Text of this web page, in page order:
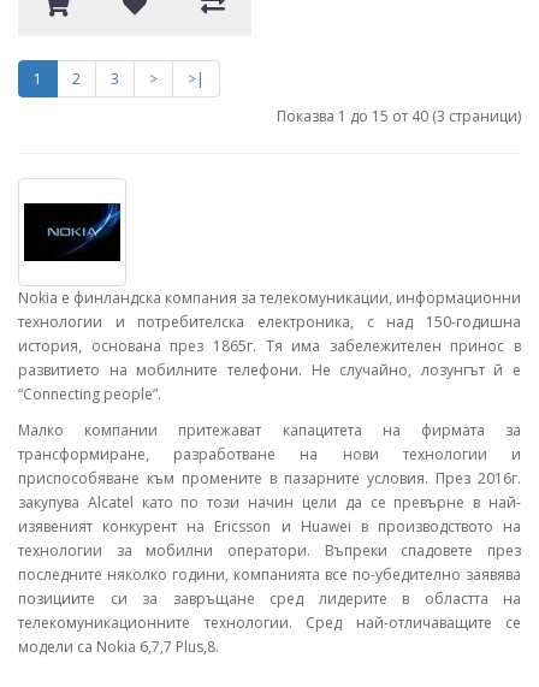
1 2 3 >
>|
Показва 1 до 15 от 40 (3 страници)
Nokia е финландска компания за телекомуникации, информационни
технологии и потребителска електроника, с над 150-годишна
история, основана през 1865г. Тя има забележителен принос в
развитието на мобилните телефони. Не случайно, лозунгът й е
“Connecting people”.
Малко компании притежават капацитета на фирмата за
трансформиране, разработване на нови технологии и
приспособяване към промените в пазарните условия. През 2016г.
закупува Alcatel като по този начин цели да се превърне в най-
изявеният конкурент на Ericsson и Huawei в производството на
технологии за мобилни оператори. Въпреки спадовете през
последните няколко години, компанията все по-убедително заявява
позициите си за завръщане сред лидерите в областта на
телекомуникационните технологии. Сред най-отличаващите се
модели са Nokia 6,7,7 Plus,8.